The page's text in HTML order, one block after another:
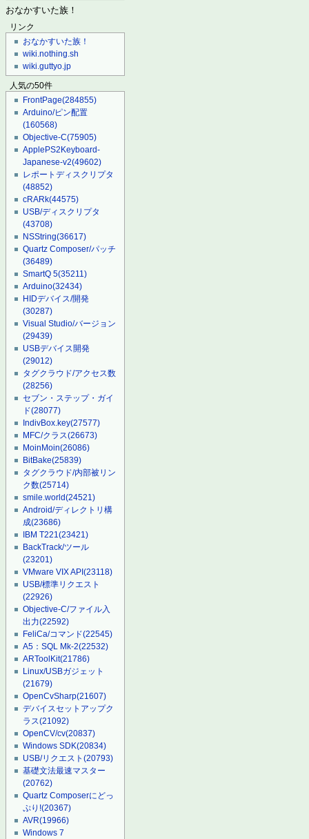
おなかすいた族！
リンク
おなかすいた族！
wiki.nothing.sh
wiki.guttyo.jp
人気の50件
FrontPage(284855)
Arduino/ピン配置
(160568)
Objective-C(75905)
ApplePS2Keyboard-
Japanese-v2(49602)
レポートディスクリプタ
(48852)
cRARk(44575)
USB/ディスクリプタ
(43708)
NSString(36617)
Quartz Composer/パッチ
(36489)
SmartQ 5(35211)
Arduino(32434)
HIDデバイス/開発
(30287)
Visual Studio/バージョン
(29439)
USBデバイス開発
(29012)
タグクラウド/アクセス数
(28256)
セブン・ステップ・ガイ
ド(28077)
IndivBox.key(27577)
MFC/クラス(26673)
MoinMoin(26086)
BitBake(25839)
タグクラウド/内部被リン
ク数(25714)
smile.world(24521)
Android/ディレクトリ構
成(23686)
IBM T221(23421)
BackTrack/ツール
(23201)
VMware VIX API(23118)
USB/標準リクエスト
(22926)
Objective-C/ファイル入
出力(22592)
FeliCa/コマンド(22545)
A5：SQL Mk-2(22532)
ARToolKit(21786)
Linux/USBガジェット
(21679)
OpenCvSharp(21607)
デバイスセットアップク
ラス(21092)
OpenCV/cv(20837)
Windows SDK(20834)
USB/リクエスト(20793)
基礎文法最速マスター
(20762)
Quartz Composerにどっ
ぷり!(20367)
AVR(19966)
Windows 7